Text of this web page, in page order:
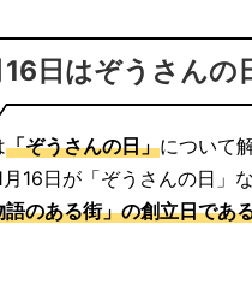
16日はぞうさんの
「ぞうさんの日」について
月16日が「ぞうさんの日」
語のある街」の創立日であ